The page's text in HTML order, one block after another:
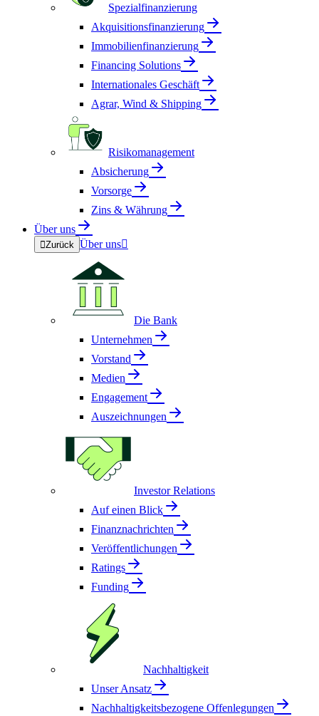
Spezialfinanzierung
Akquisitionsfinanzierung
Immobilienfinanzierung
Financing Solutions
Internationales Geschäft
Agrar, Wind & Shipping
Risikomanagement
Absicherung
Vorsorge
Zins & Währung
Über uns
Zurück Über uns
Die Bank
Unternehmen
Vorstand
Medien
Engagement
Auszeichnungen
Investor Relations
Auf einen Blick
Finanznachrichten
Veröffentlichungen
Ratings
Funding
Nachhaltigkeit
Unser Ansatz
Nachhaltigkeitsbezogene Offenlegungen